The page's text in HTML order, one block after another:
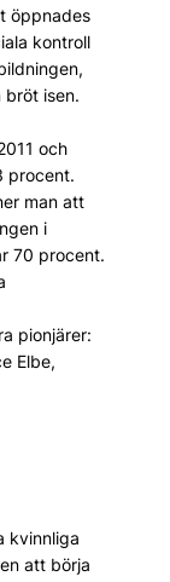
öppnades
kontroll
bröt isen.
och
procent.
man att
i
70 procent.
pionjärer:
Elbe,
kvinnliga
att börja